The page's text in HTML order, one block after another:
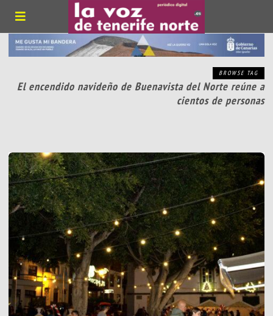
BROWSE TAG
El encendido navideño de Buenavista del Norte reúne a
cientos de personas